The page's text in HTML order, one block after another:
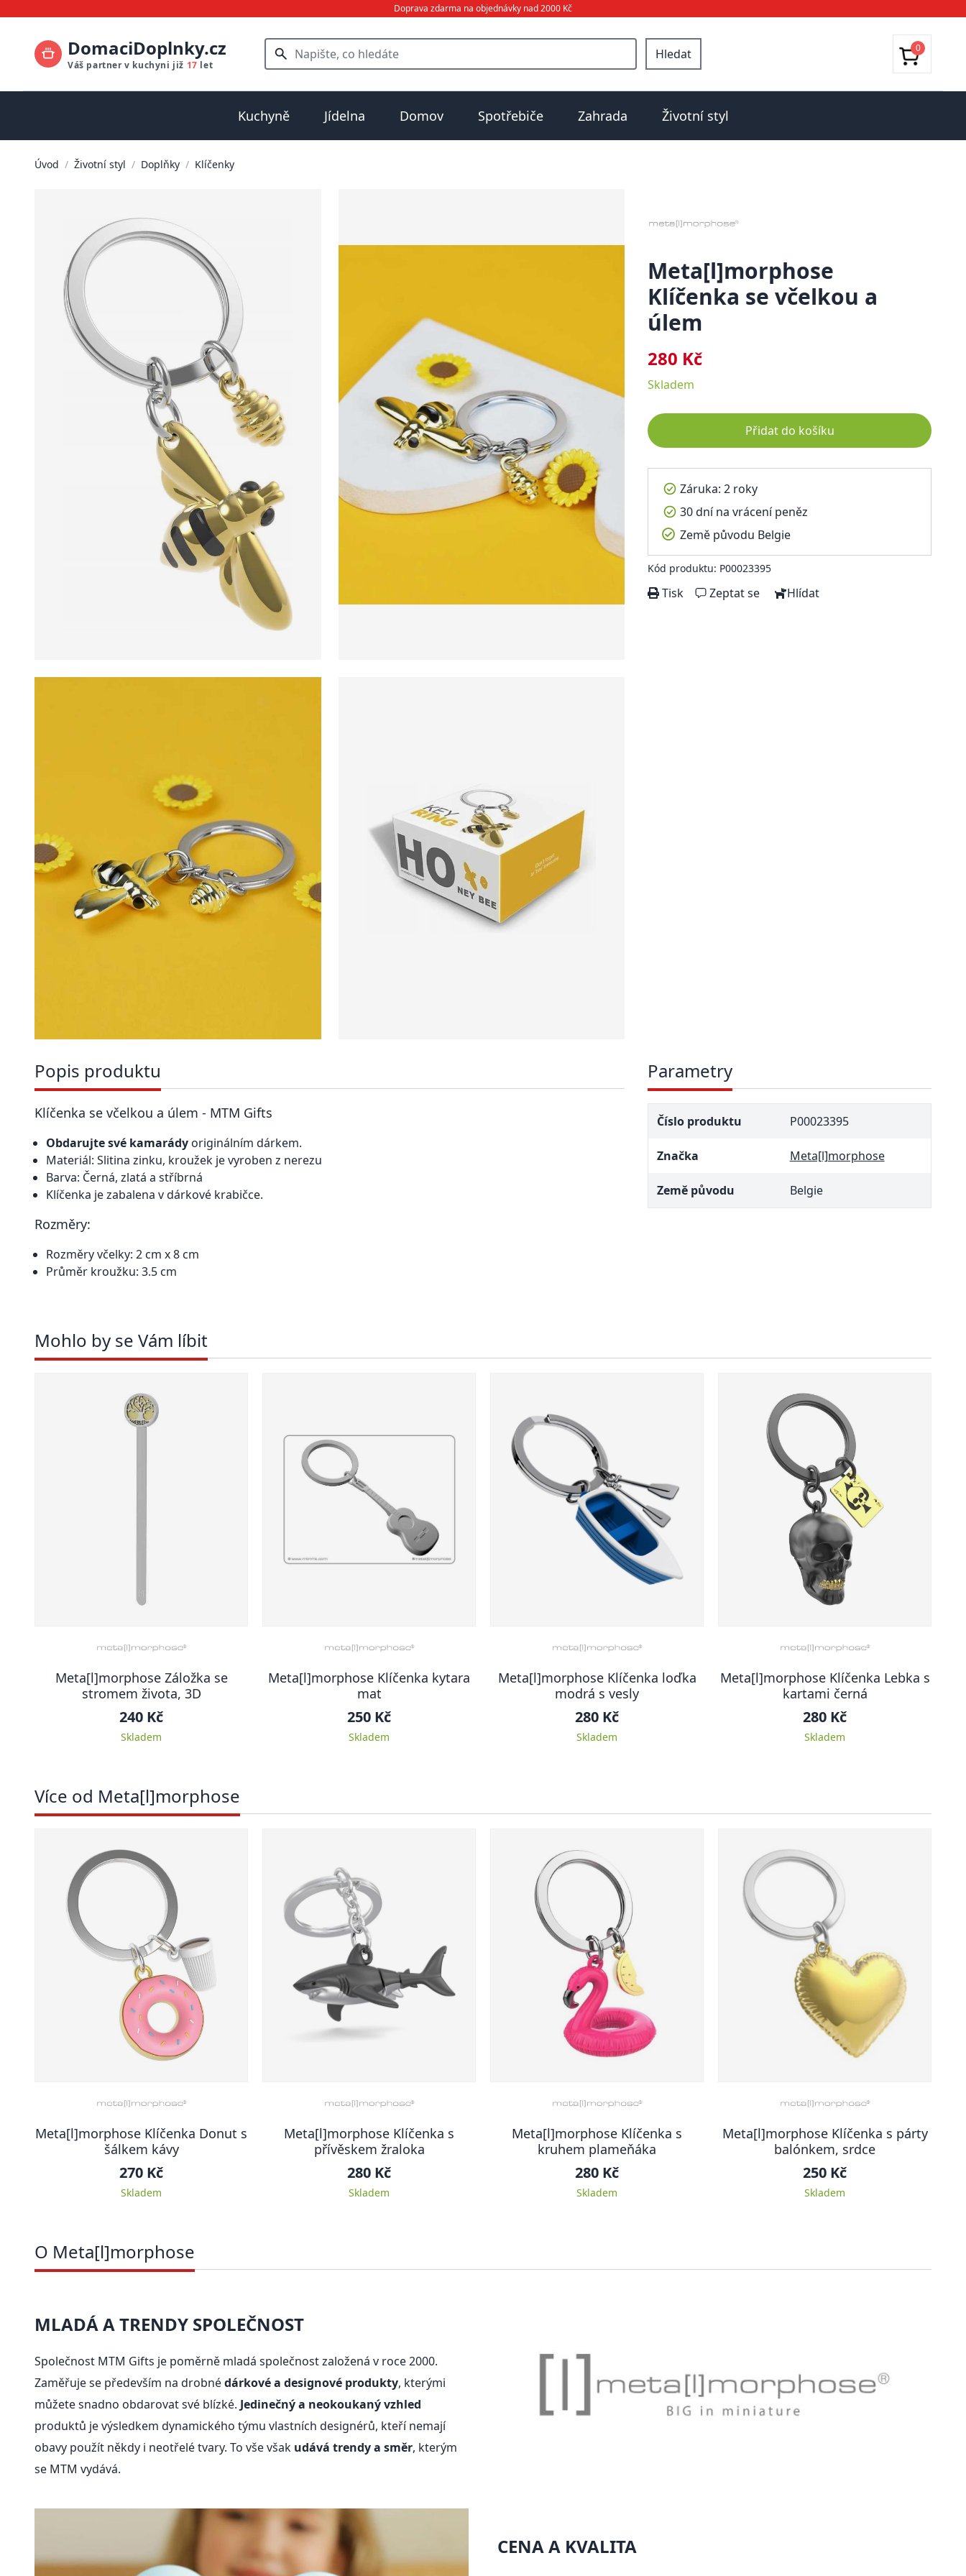
Doprava zdarma na objednávky nad 2000 Kč
DomaciDoplnky.cz
Váš partner v kuchyni již 17 let
Hledat 0
Kuchyně Jídelna Domov Spotřebiče Zahrada Životní styl
Úvod / Životní styl / Doplňky / Klíčenky
Meta[l]morphose
Klíčenka se včelkou a
úlem
280 Kč
Skladem
Přidat do košíku
Záruka: 2 roky
30 dní na vrácení peněz
Země původu Belgie
Kód produktu: P00023395
Tisk Zeptat se Hlídat
Popis produktu
Klíčenka se včelkou a úlem - MTM Gifts
Obdarujte své kamarády originálním dárkem.
Materiál: Slitina zinku, kroužek je vyroben z nerezu
Barva: Černá, zlatá a stříbrná
Klíčenka je zabalena v dárkové krabičce.
Rozměry:
Rozměry včelky: 2 cm x 8 cm
Průměr kroužku: 3.5 cm
Parametry
Číslo produktu P00023395
Značka Meta[l]morphose
Země původu Belgie
Mohlo by se Vám líbit
Meta[l]morphose Záložka se
stromem života, 3D
240 Kč
Skladem
Meta[l]morphose Klíčenka kytara
mat
250 Kč
Skladem
Meta[l]morphose Klíčenka loďka
modrá s vesly
280 Kč
Skladem
Meta[l]morphose Klíčenka Lebka s
kartami černá
280 Kč
Skladem
Více od Meta[l]morphose
Meta[l]morphose Klíčenka Donut s
šálkem kávy
270 Kč
Skladem
Meta[l]morphose Klíčenka s
přívěskem žraloka
280 Kč
Skladem
Meta[l]morphose Klíčenka s
kruhem plameňáka
280 Kč
Skladem
Meta[l]morphose Klíčenka s párty
balónkem, srdce
250 Kč
Skladem
O Meta[l]morphose
MLADÁ A TRENDY SPOLEČNOST
Společnost MTM Gifts je poměrně mladá společnost založená v roce 2000.
Zaměřuje se především na drobnédárkové a designové produkty, kterými
můžete snadno obdarovat své blízké. Jedinečný a neokoukaný vzhled
produktů je výsledkem dynamického týmu vlastních designérů, kteří nemají
obavy použít někdy i neotřelé tvary. To vše však udává trendy a směr, kterým
se MTM vydává.
CENA A KVALITA